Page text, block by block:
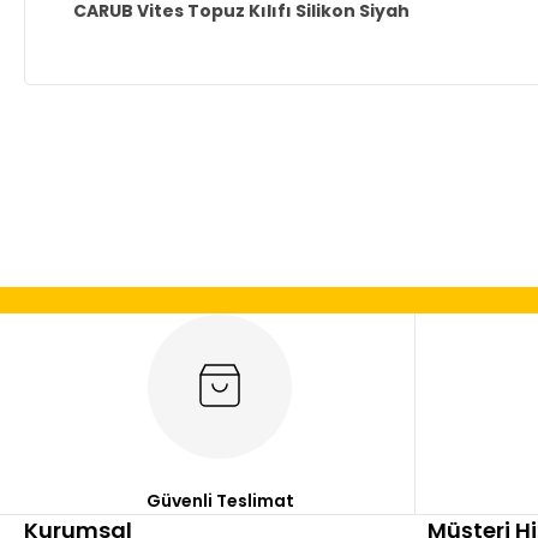
CARUB Vites Topuz Kılıfı Silikon Siyah
Ürün bilgilerinde hatalar bulunuyor.
Bu ürüne benzer farklı alternatifler olmalı.
Güvenli Teslimat
Kurumsal Müşteri